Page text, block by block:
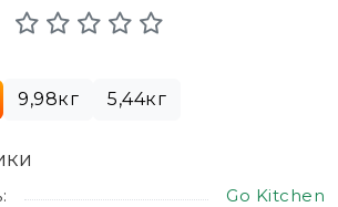
9,98кг 5,44кг
Go Kitchen